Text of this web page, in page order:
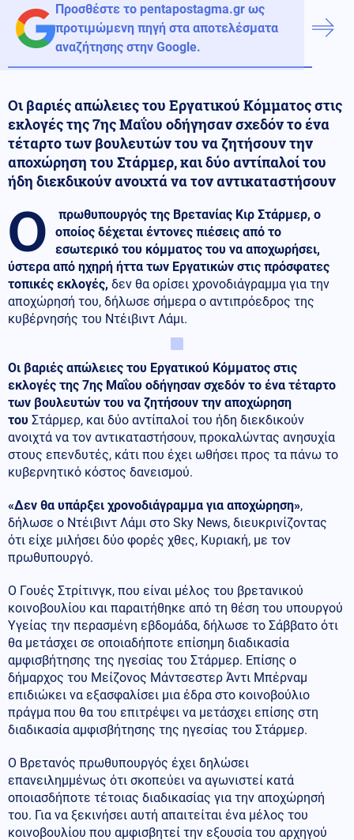
Προσθέστε το pentapostagma.gr ως
προτιμώμενη πηγή στα αποτελέσματα
αναζήτησης στην Google.
Οι βαριές απώλειες του Εργατικού Κόμματος στις
εκλογές της 7ης Μαΐου οδήγησαν σχεδόν το ένα
τέταρτο των βουλευτών του να ζητήσουν την
αποχώρηση του Στάρμερ, και δύο αντίπαλοί του
ήδη διεκδικούν ανοιχτά να τον αντικαταστήσουν
Ο
πρωθυπουργός της Βρετανίας Κιρ Στάρμερ, ο
οποίος δέχεται έντονες πιέσεις από το
εσωτερικό του κόμματος του να αποχωρήσει,
ύστερα από ηχηρή ήττα των Εργατικών στις πρόσφατες
τοπικές εκλογές, δεν θα ορίσει χρονοδιάγραμμα για την
αποχώρησή του, δήλωσε σήμερα ο αντιπρόεδρος της
κυβέρνησής του Ντέιβιντ Λάμι.
Οι βαριές απώλειες του Εργατικού Κόμματος στις
εκλογές της 7ης Μαΐου οδήγησαν σχεδόν το ένα τέταρτο
των βουλευτών του να ζητήσουν την αποχώρηση
του Στάρμερ, και δύο αντίπαλοί του ήδη διεκδικούν
ανοιχτά να τον αντικαταστήσουν, προκαλώντας ανησυχία
στους επενδυτές, κάτι που έχει ωθήσει προς τα πάνω το
κυβερνητικό κόστος δανεισμού.
«Δεν θα υπάρξει χρονοδιάγραμμα για αποχώρηση»,
δήλωσε ο Ντέιβιντ Λάμι στο Sky News, διευκρινίζοντας
ότι είχε μιλήσει δύο φορές χθες, Κυριακή, με τον
πρωθυπουργό.
Ο Γουές Στρίτινγκ, που είναι μέλος του βρετανικού
κοινοβουλίου και παραιτήθηκε από τη θέση του υπουργού
Υγείας την περασμένη εβδομάδα, δήλωσε το Σάββατο ότι
θα μετάσχει σε οποιαδήποτε επίσημη διαδικασία
αμφισβήτησης της ηγεσίας του Στάρμερ. Επίσης ο
δήμαρχος του Μείζονος Μάντσεστερ Άντι Μπέρναμ
επιδιώκει να εξασφαλίσει μια έδρα στο κοινοβούλιο
πράγμα που θα του επιτρέψει να μετάσχει επίσης στη
διαδικασία αμφισβήτησης της ηγεσίας του Στάρμερ.
Ο Βρετανός πρωθυπουργός έχει δηλώσει
επανειλημμένως ότι σκοπεύει να αγωνιστεί κατά
οποιασδήποτε τέτοιας διαδικασίας για την αποχώρησή
του. Για να ξεκινήσει αυτή απαιτείται ένα μέλος του
κοινοβουλίου που αμφισβητεί την εξουσία του αρχηγού